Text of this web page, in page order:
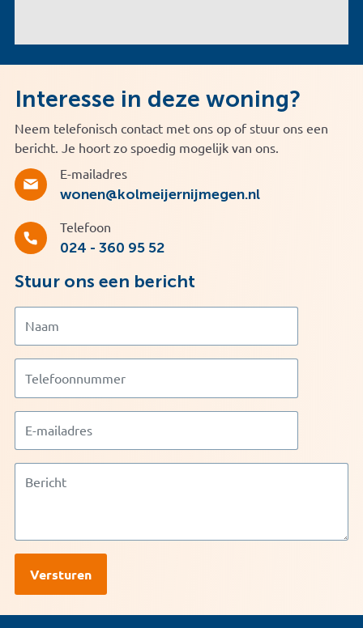
Interesse in deze woning?
Neem telefonisch contact met ons op of stuur ons een
bericht. Je hoort zo spoedig mogelijk van ons.
E-mailadres
wonen@kolmeijernijmegen.nl
Telefoon
024 - 360 95 52
Stuur ons een bericht